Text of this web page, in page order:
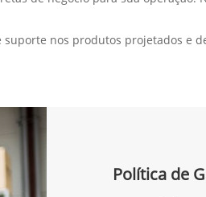
nos produtos projetados e
Política de